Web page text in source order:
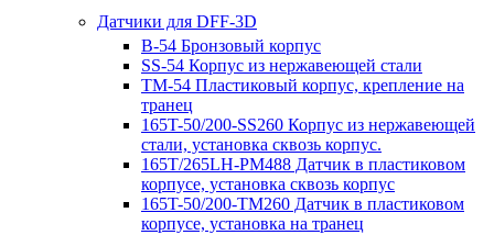
Датчики для DFF-3D
B-54 Бронзовый корпус
SS-54 Корпус из нержавеющей стали
TM-54 Пластиковый корпус, крепление на
транец
165T-50/200-SS260 Корпус из нержавеющей
стали, установка сквозь корпус.
165T/265LH-PM488 Датчик в пластиковом
корпусе, установка сквозь корпус
165T-50/200-TM260 Датчик в пластиковом
корпусе, установка на транец